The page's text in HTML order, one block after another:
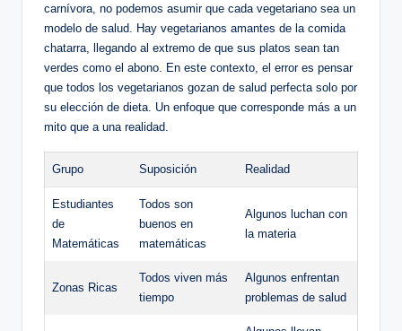
carnívora, no podemos asumir que cada vegetariano sea un
modelo de salud. Hay vegetarianos amantes de la comida
chatarra, llegando al extremo de que sus platos sean tan
verdes como el abono. En este contexto, el error es pensar
que todos los vegetarianos gozan de salud perfecta solo por
su elección de dieta. Un enfoque que corresponde más a un
mito que a una realidad.
Grupo Suposición Realidad
Estudiantes
de
Matemáticas
Todos son
buenos en
matemáticas
Algunos luchan con
la materia
Zonas Ricas
Todos viven más
tiempo
Algunos enfrentan
problemas de salud